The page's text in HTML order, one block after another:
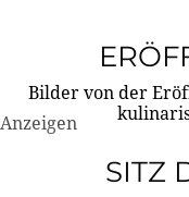
Bilder von der
Anzeigen
SITZ